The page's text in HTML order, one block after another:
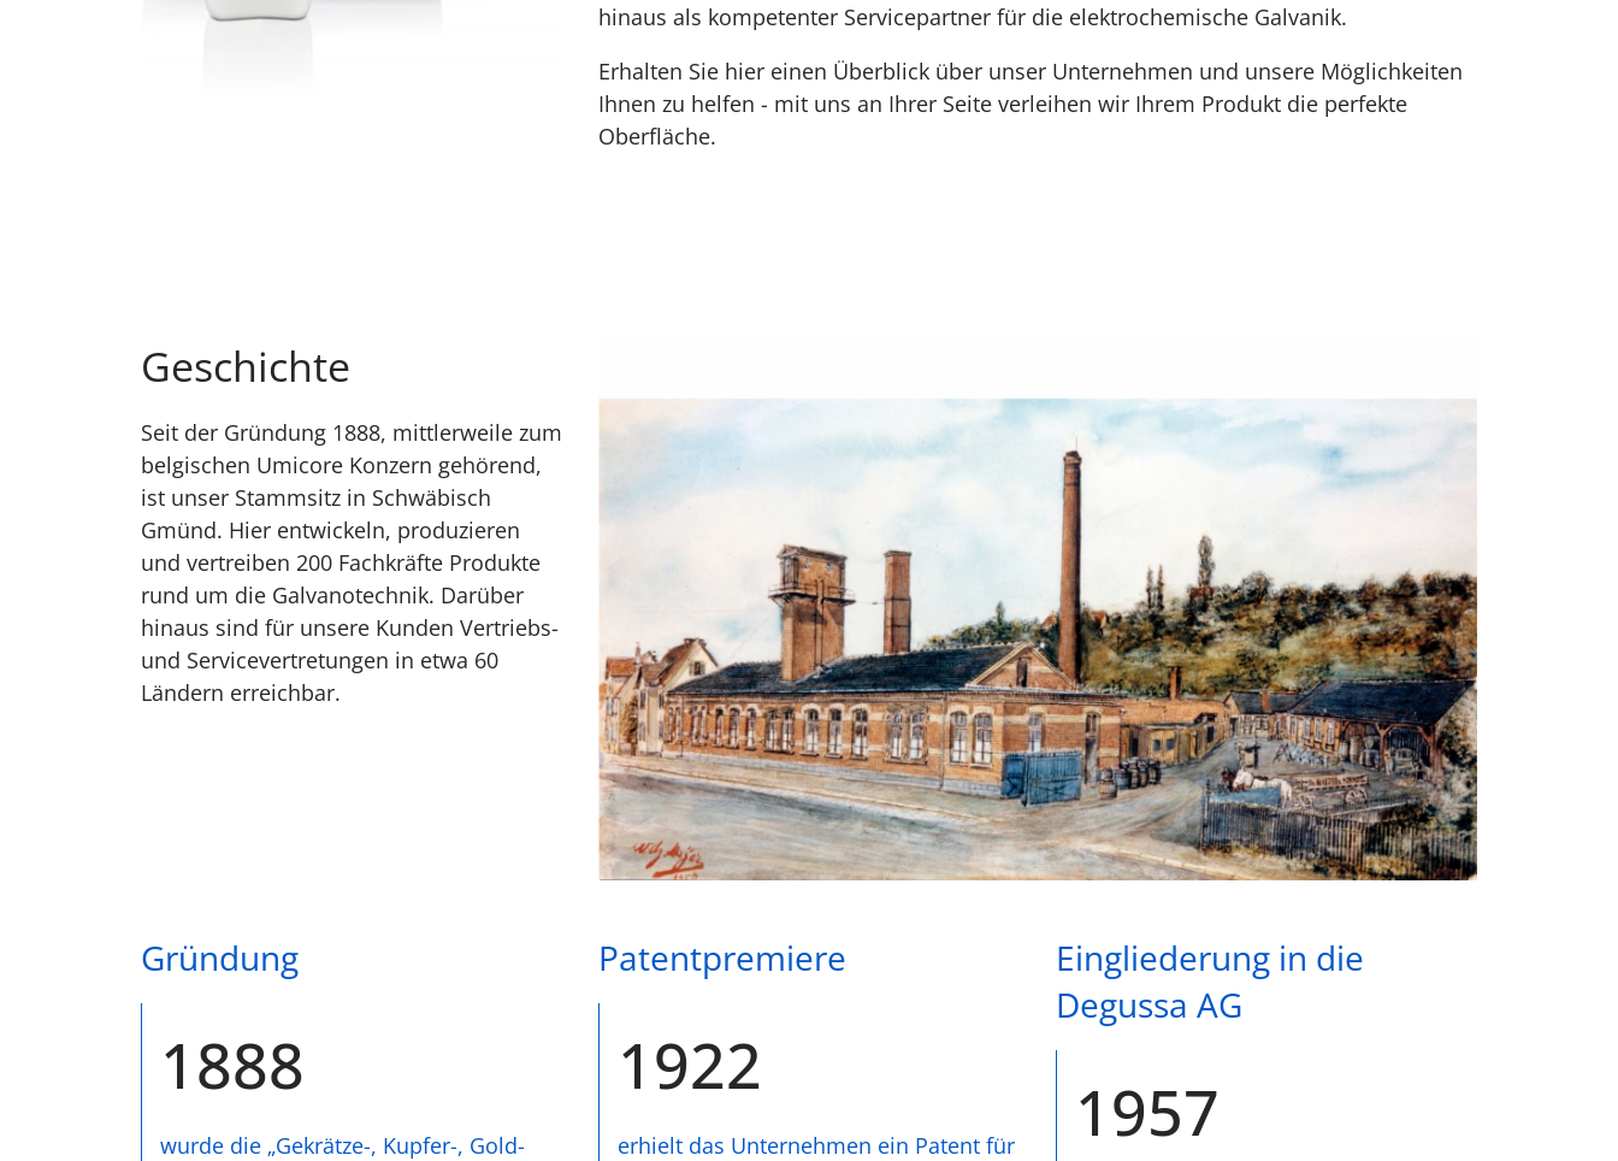
hinaus als kompetenter Servicepartner für die elektrochemische Galvanik.
Erhalten Sie hier einen Überblick über unser Unternehmen und unsere Möglichkeiten
Ihnen zu helfen - mit uns an Ihrer Seite verleihen wir Ihrem Produkt die perfekte
Oberfläche.
Geschichte
Seit der Gründung 1888, mittlerweile zum
belgischen Umicore Konzern gehörend,
ist unser Stammsitz in Schwäbisch
Gmünd. Hier entwickeln, produzieren
und vertreiben 200 Fachkräfte Produkte
rund um die Galvanotechnik. Darüber
hinaus sind für unsere Kunden Vertriebs-
und Servicevertretungen in etwa 60
Ländern erreichbar.
Gründung
1888
wurde die „Gekrätze-, Kupfer-, Gold-
Patentpremiere
1922
erhielt das Unternehmen ein Patent für
Eingliederung in die
Degussa AG
1957